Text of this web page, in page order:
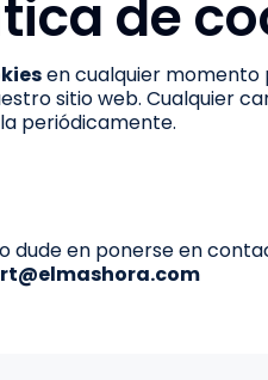
de
en cualquier momento
sitio web. Cualquier
periódicamente.
dude en ponerse en